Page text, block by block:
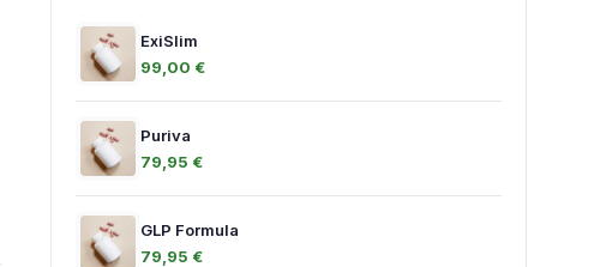
ExiSlim
99,00 €
Puriva
79,95 €
GLP Formula
79,95 €